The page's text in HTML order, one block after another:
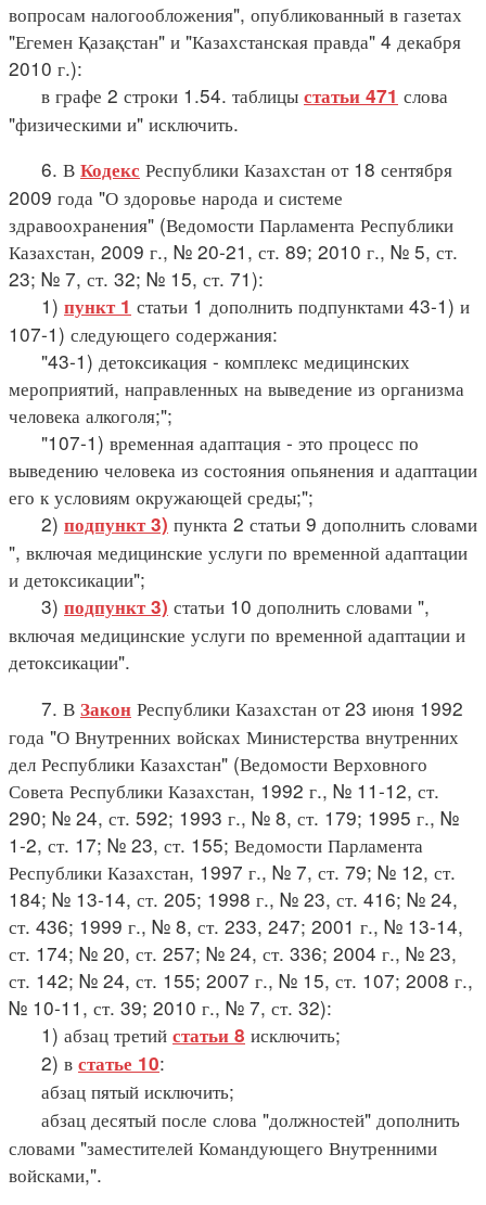
вопросам налогообложения", опубликованный в газетах
"Егемен Қазақстан" и "Казахстанская правда" 4 декабря
2010 г.):
в графе 2 строки 1.54. таблицы статьи 471 слова
"физическими и" исключить.
6. В Кодекс Республики Казахстан от 18 сентября
2009 года "О здоровье народа и системе
здравоохранения" (Ведомости Парламента Республики
Казахстан, 2009 г., № 20-21, ст. 89; 2010 г., № 5, ст.
23; № 7, ст. 32; № 15, ст. 71):
1) пункт 1 статьи 1 дополнить подпунктами 43-1) и
107-1) следующего содержания:
"43-1) детоксикация - комплекс медицинских
мероприятий, направленных на выведение из организма
человека алкоголя;";
"107-1) временная адаптация - это процесс по
выведению человека из состояния опьянения и адаптации
его к условиям окружающей среды;";
2) подпункт 3) пункта 2 статьи 9 дополнить словами
", включая медицинские услуги по временной адаптации
и детоксикации";
3) подпункт 3) статьи 10 дополнить словами ",
включая медицинские услуги по временной адаптации и
детоксикации".
7. В Закон Республики Казахстан от 23 июня 1992
года "О Внутренних войсках Министерства внутренних
дел Республики Казахстан" (Ведомости Верховного
Совета Республики Казахстан, 1992 г., № 11-12, ст.
290; № 24, ст. 592; 1993 г., № 8, ст. 179; 1995 г., №
1-2, ст. 17; № 23, ст. 155; Ведомости Парламента
Республики Казахстан, 1997 г., № 7, ст. 79; № 12, ст.
184; № 13-14, ст. 205; 1998 г., № 23, ст. 416; № 24,
ст. 436; 1999 г., № 8, ст. 233, 247; 2001 г., № 13-14,
ст. 174; № 20, ст. 257; № 24, ст. 336; 2004 г., № 23,
ст. 142; № 24, ст. 155; 2007 г., № 15, ст. 107; 2008 г.,
№ 10-11, ст. 39; 2010 г., № 7, ст. 32):
1) абзац третий статьи 8 исключить;
2) в статье 10:
абзац пятый исключить;
абзац десятый после слова "должностей" дополнить
словами "заместителей Командующего Внутренними
войсками,".